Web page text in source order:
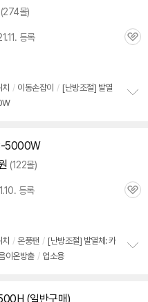
(274몰)
등록
관
/ 이동손잡이 / [난방조절] 발열
5000W
(122몰)
등록
관
/ 온풍팬 / [난방조절] 발열체: 카
이온방출 / 업소용
(일반구매)